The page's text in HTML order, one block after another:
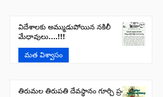
విదేశాలకు అమ్ముడుపోయిన నకిలీ
మేధావులు….!!!
మత విశ్వాసం
తిరుమల తిరుపతి దేవస్థానం గూర్చి ప్రతి